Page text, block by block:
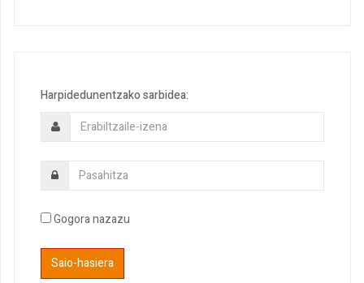
Harpidedunentzako sarbidea:
Gogora nazazu